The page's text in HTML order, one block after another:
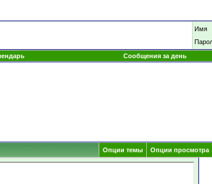
Имя
Сообщения за день
Опции темы Опции просмотра